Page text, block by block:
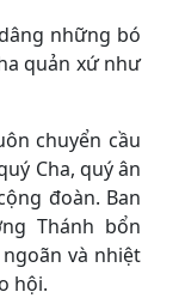
những bó
quản xứ như
chuyển cầu
Cha, quý ân
đoàn. Ban
Thánh bổn
và nhiệt
hội.